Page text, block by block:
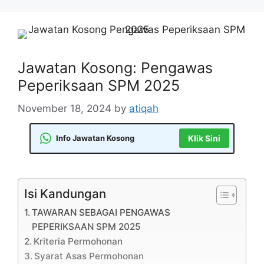
content
Jawatan Kosong: Pengawas
Peperiksaan SPM 2025
November 18, 2024 by atiqah
Info Jawatan Kosong Klik Sini
Isi Kandungan
TAWARAN SEBAGAI PENGAWAS
PEPERIKSAAN SPM 2025
Kriteria Permohonan
Syarat Asas Permohonan